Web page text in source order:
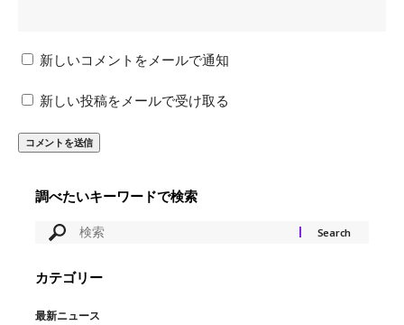
新しいコメントをメールで通知
新しい投稿をメールで受け取る
調べたいキーワードで検索
カテゴリー
最新ニュース